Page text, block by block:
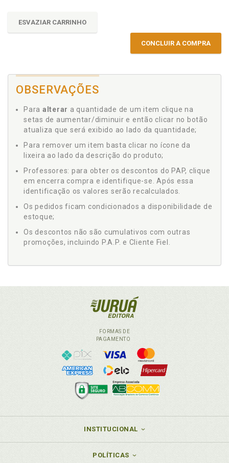
ESVAZIAR CARRINHO
CONCLUIR A COMPRA
OBSERVAÇÕES
Para alterar a quantidade de um item clique na
setas de aumentar/diminuir e então clicar no botão
atualiza que será exibido ao lado da quantidade;
Para remover um item basta clicar no ícone da
lixeira ao lado da descrição do produto;
Professores: para obter os descontos do PAP, clique
em encerra compra e identifique-se. Após essa
identificação os valores serão recalculados.
Os pedidos ficam condicionados a disponibilidade de
estoque;
Os descontos não são cumulativos com outras
promoções, incluindo P.A.P. e Cliente Fiel.
FORMAS DE
PAGAMENTO
INSTITUCIONAL
POLÍTICAS